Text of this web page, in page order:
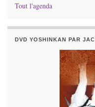
Tout l'agenda
DVD YOSHINKAN PAR